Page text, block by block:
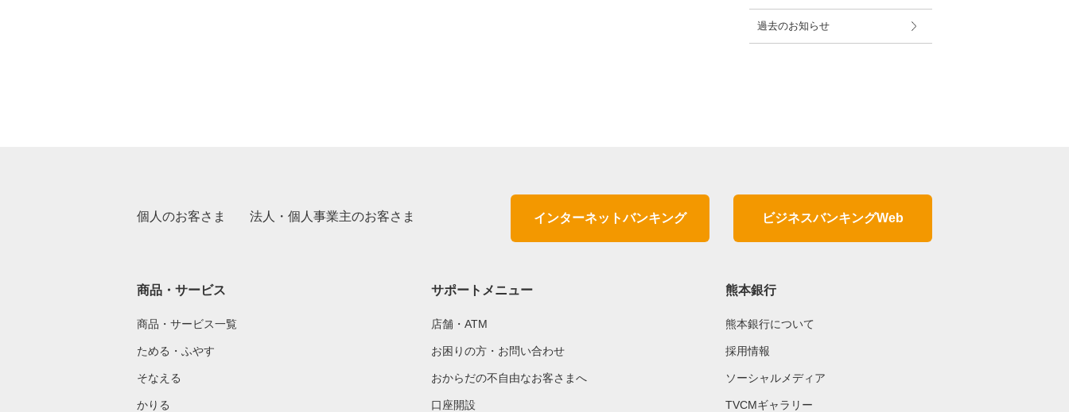
過去のお知らせ
個人のお客さま 法人・個人事業主のお客さま インターネットバンキング ビジネスバンキングWeb
商品・サービス
商品・サービス一覧
ためる・ふやす
そなえる
かりる
サポートメニュー
店舗・ATM
お困りの方・お問い合わせ
おからだの不自由なお客さまへ
口座開設
熊本銀行
熊本銀行について
採用情報
ソーシャルメディア
TVCMギャラリー